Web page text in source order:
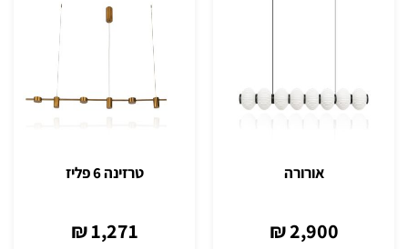
אורורה
2,900 ₪
טרזינה 6 פליז
1,271 ₪